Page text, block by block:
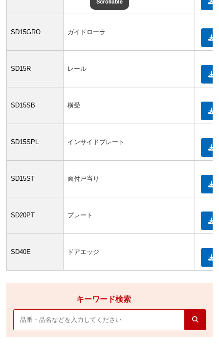
SD15GRO ガイドローラ
SD15R レール
SD15SB 横受
SD15SPL インサイドプレート
SD15ST 面付戸当り
SD20PT プレート
SD40E ドアエッジ
キーワード検索